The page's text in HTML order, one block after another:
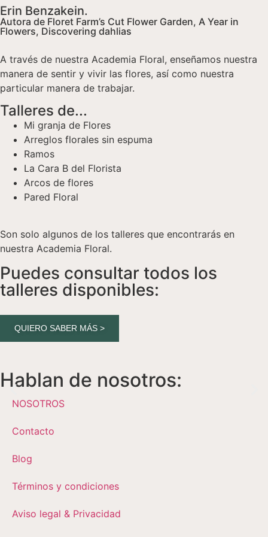
Erin Benzakein.
Autora de Floret Farm’s Cut Flower Garden, A Year in
Flowers, Discovering dahlias
A través de nuestra Academia Floral, enseñamos nuestra
manera de sentir y vivir las flores, así como nuestra
particular manera de trabajar.
Talleres de...
Mi granja de Flores
Arreglos florales sin espuma
Ramos
La Cara B del Florista
Arcos de flores
Pared Floral
Son solo algunos de los talleres que encontrarás en
nuestra Academia Floral.
Puedes consultar todos los
talleres disponibles:
QUIERO SABER MÁS >
Hablan de nosotros:
NOSOTROS
Contacto
Blog
Términos y condiciones
Aviso legal & Privacidad